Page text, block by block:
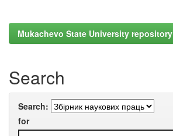
Mukachevo State University repository
Search
Search:
for